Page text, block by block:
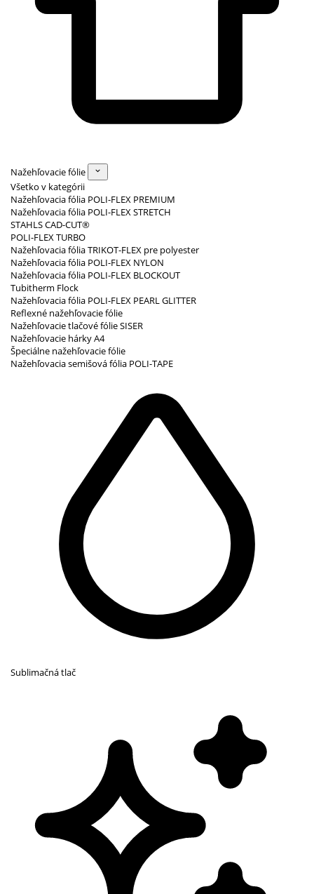
Nažehľovacie fólie
Všetko v kategórii
Nažehľovacia fólia POLI-FLEX PREMIUM
Nažehľovacia fólia POLI-FLEX STRETCH
STAHLS CAD-CUT®
POLI-FLEX TURBO
Nažehľovacia fólia TRIKOT-FLEX pre polyester
Nažehľovacia fólia POLI-FLEX NYLON
Nažehľovacia fólia POLI-FLEX BLOCKOUT
Tubitherm Flock
Nažehľovacia fólia POLI-FLEX PEARL GLITTER
Reflexné nažehľovacie fólie
Nažehľovacie tlačové fólie SISER
Nažehľovacie hárky A4
Špeciálne nažehľovacie fólie
Nažehľovacia semišová fólia POLI-TAPE
Sublimačná tlač